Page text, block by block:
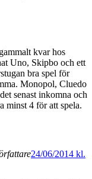
kvar hos
Uno, Skipbo och ett
bra spel för
Monopol, Cluedo
senast inkomna och
minst 4 för att spela.
24/06/2014 kl.